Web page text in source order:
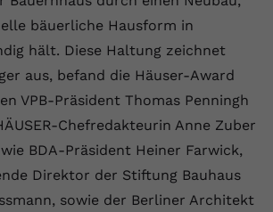
bäuerliche Hausform in
hält. Diese Haltung zeichnet
aus, befand die Häuser-Award
VPB-Präsident Thomas Penningh
Chefredakteurin Anne Zuber
BDA-Präsident Heiner Farwick,
Direktor der Stiftung Bauhaus
sowie der Berliner Architekt